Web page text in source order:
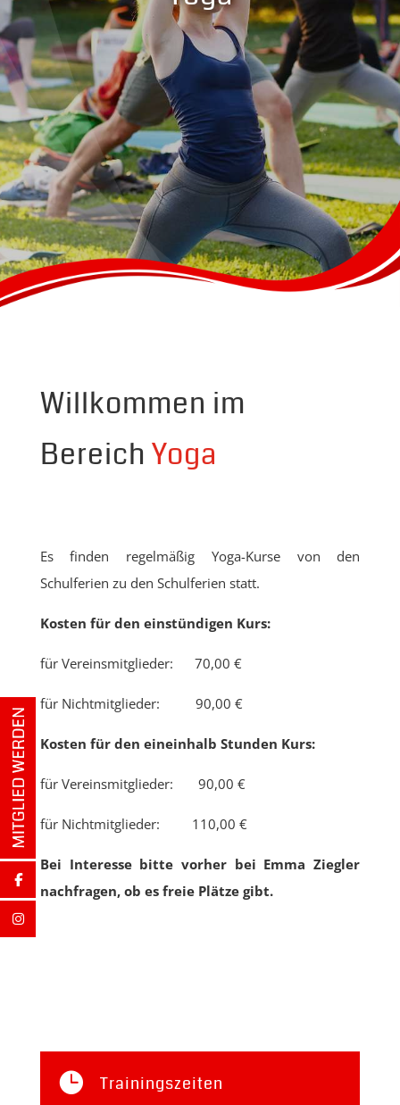
Willkommen im
Bereich Yoga
Es finden regelmäßig Yoga-Kurse von den
Schulferien zu den Schulferien statt.
Kosten für den einstündigen Kurs:
für Vereinsmitglieder: 70,00 €
für Nichtmitglieder: 90,00 €
Kosten für den eineinhalb Stunden Kurs:
für Vereinsmitglieder: 90,00 €
für Nichtmitglieder: 110,00 €
Bei Interesse bitte vorher bei Emma Ziegler
nachfragen, ob es freie Plätze gibt.
 Trainingszeiten